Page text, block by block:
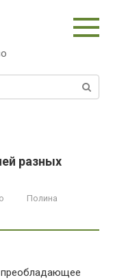
разных
Полина